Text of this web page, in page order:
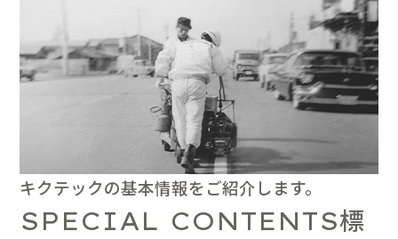
キクテックの基本情報をご紹介します。
SPECIAL CONTENTS標